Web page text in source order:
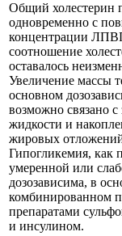
Общий холестерин
одновременно с
концентрации
соотношение
оставалось
Увеличение массы
основном
возможно связано с
жидкости и
жировых
Гипогликемия, как
умеренной или
дозозависима, в
комбинированном
препаратами
и инсулином.